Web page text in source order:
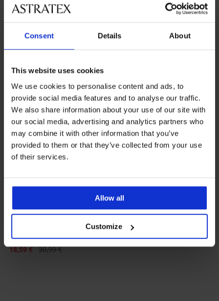
Consent Details About
This website uses cookies
We use cookies to personalise content and ads, to
provide social media features and to analyse our traffic.
We also share information about your use of our site with
our social media, advertising and analytics partners who
may combine it with other information that you’ve
provided to them or that they’ve collected from your use
of their services.
Allow all
Customize
Zwangerschapslegging
Makenzie
Korting
29,39 € Oorspronkelijke prijs
41,99 €
Zwangerschapslegging
Mama I
36,99 €
Zwangerschapslegging
Darlene
Korting
18,59 €Oorspronkelijke prijs
30,99 €